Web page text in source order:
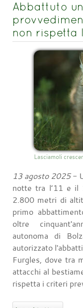
Abbattuto
non rispetta
Lasciamoli
13 agosto 2025-
notte tra l’11 e il
2.800 metri di
primo
oltre
autonoma di
autorizzato
Furgles, dove tra
attacchi al
rispetta i criteri